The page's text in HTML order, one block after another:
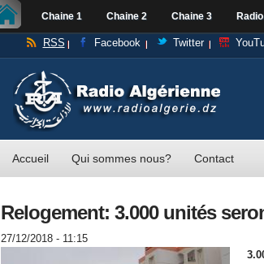
Chaine 1 Chaine 2 Chaine 3
RSS Facebook Twitter
Accueil Qui sommes nous? Contact
Relogement: 3.000 unités
27/12/2018 - 11:15